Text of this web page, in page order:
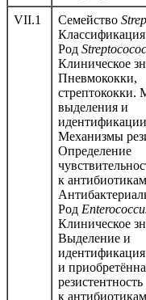
VII.1 Семейство
Род
Клиническое
Пневмококки,
стрептококки.
выделения и
Механизмы
Определение
к
Род
Клиническое
Выделение и
и
резистентность
к